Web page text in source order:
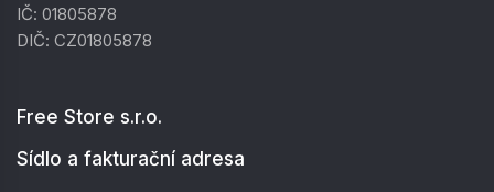
IČ: 01805878
DIČ: CZ01805878
Free Store s.r.o.
Sídlo a fakturační adresa